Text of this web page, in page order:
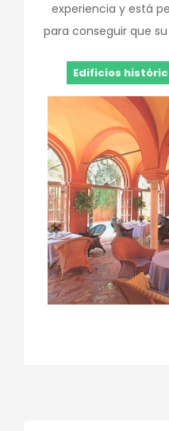
experiencia y está
para conseguir que
Edificios